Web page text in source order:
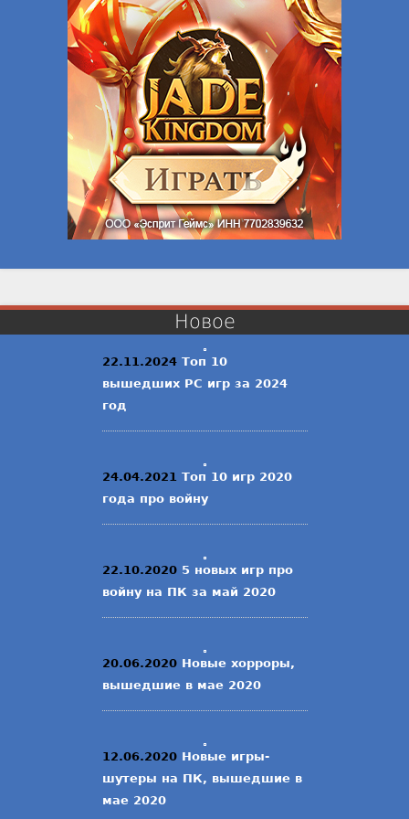
Новое
22.11.2024 Топ 10
вышедших PC игр за 2024
год
24.04.2021 Топ 10 игр 2020
года про войну
22.10.2020 5 новых игр про
войну на ПК за май 2020
20.06.2020 Новые хорроры,
вышедшие в мае 2020
12.06.2020 Новые игры-
шутеры на ПК, вышедшие в
мае 2020